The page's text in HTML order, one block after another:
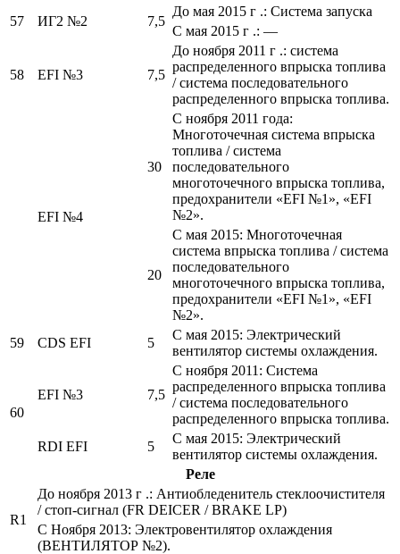
57
ИГ2 №2 7,5
До мая 2015 г .: Система запуска
С мая 2015 г .: —
58 EFI №3 7,5
До ноября 2011 г .: система
распределенного впрыска топлива
/ система последовательного
распределенного впрыска топлива.
EFI №4
30
С ноября 2011 года:
Многоточечная система впрыска
топлива / система
последовательного
многоточечного впрыска топлива,
предохранители «EFI №1», «EFI
№2».
20
С мая 2015: Многоточечная
система впрыска топлива / система
последовательного
многоточечного впрыска топлива,
предохранители «EFI №1», «EFI
№2».
59
CDS EFI 5
С мая 2015: Электрический
вентилятор системы охлаждения.
60
EFI №3 7,5
С ноября 2011: Система
распределенного впрыска топлива
/ система последовательного
распределенного впрыска топлива.
RDI EFI
5
С мая 2015: Электрический
вентилятор системы охлаждения.
Реле
R1
До ноября 2013 г .: Антиобледенитель стеклоочистителя
/ стоп-сигнал (FR DEICER / BRAKE LP)
С Ноября 2013: Электровентилятор охлаждения
(ВЕНТИЛЯТОР №2).